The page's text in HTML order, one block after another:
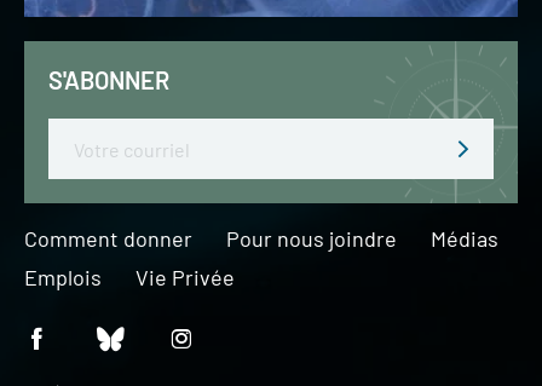
S'ABONNER
Comment donner Pour nous joindre
Médias
Emplois
Vie Privée